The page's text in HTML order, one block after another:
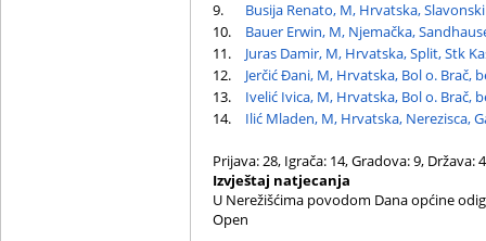
9.
Busija Renato, M, Hrvatska,
10.
Bauer Erwin, M, Njemačka,
11.
Juras Damir, M, Hrvatska, Split, Stk
12.
Jerčić Đani, M, Hrvatska, Bol o. Brač,
13.
Ivelić Ivica, M, Hrvatska, Bol o. Brač,
14.
Ilić Mladen, M, Hrvatska, Nerezisca,
Prijava: 28, Igrača: 14, Gradova: 9, Država: 4
Izvještaj natjecanja
U Nerežišćima povodom Dana općine
Open